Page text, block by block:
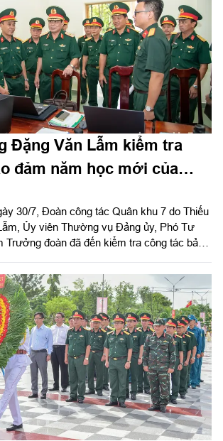
Đặng Văn Lẫm kiểm tra
đảm năm học mới của
sinh quân miền Nam
30/7, Đoàn công tác Quân khu 7 do Thiếu
Ủy viên Thường vụ Đảng ủy, Phó Tư
Trưởng đoàn đã đến kiểm tra công tác bảo